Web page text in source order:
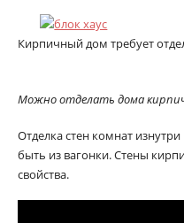
Кирпичный дом требует
Можно отделать дома
Отделка стен комнат
быть из вагонки. Стены
свойства.